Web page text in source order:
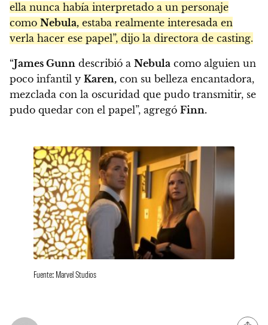
ella nunca había interpretado a un personaje
como Nebula, estaba realmente interesada en
verla hacer ese papel”, dijo la directora de casting.
“James Gunn describió a Nebula como alguien un
poco infantil y Karen, con su belleza encantadora,
mezclada con la oscuridad que pudo transmitir, se
pudo quedar con el papel”, agregó Finn.
Fuente: Marvel Studios